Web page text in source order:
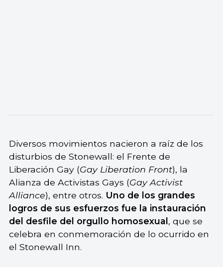
Diversos movimientos nacieron a raíz de los
disturbios de Stonewall: el Frente de
Liberación Gay (Gay Liberation Front), la
Alianza de Activistas Gays (Gay Activist
Alliance), entre otros. Uno de los grandes
logros de sus esfuerzos fue la instauración
del desfile del orgullo homosexual , que se
celebra en conmemoración de lo ocurrido en
el Stonewall Inn.